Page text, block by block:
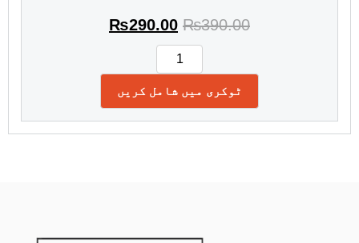
₨390.00
₨290.00
ٹوکری میں شامل کریں